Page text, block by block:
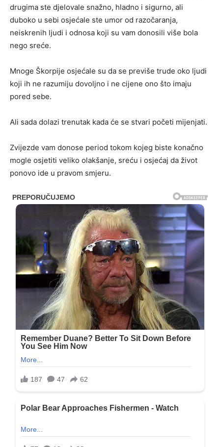
drugima ste djelovale snažno, hladno i sigurno, ali
duboko u sebi osjećale ste umor od razočaranja,
neiskrenih ljudi i odnosa koji su vam donosili više bola
nego sreće.
Mnoge Škorpije osjećale su da se previše trude oko ljudi
koji ih ne razumiju dovoljno i ne cijene ono što imaju
pored sebe.
Ali sada dolazi trenutak kada će se stvari početi mijenjati.
Zvijezde vam donose period tokom kojeg biste konačno
mogle osjetiti veliko olakšanje, sreću i osjećaj da život
ponovo ide u pravom smjeru.